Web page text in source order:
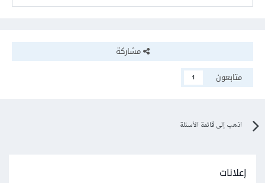
مشاركة
متابعون
1
اذهب إلى قائمة الأسئلة
إعلانات